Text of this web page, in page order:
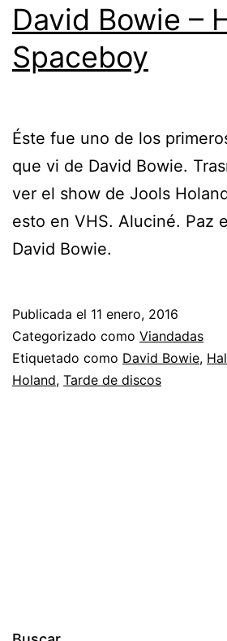
David Bowie –
Spaceboy
Éste fue uno de los
que vi de David Bowie.
ver el show de Jools
esto en VHS. Aluciné. Paz
David Bowie.
Publicada el 11 enero, 2016
Categorizado como Viandadas
Etiquetado como David Bowie,
Holand, Tarde de discos